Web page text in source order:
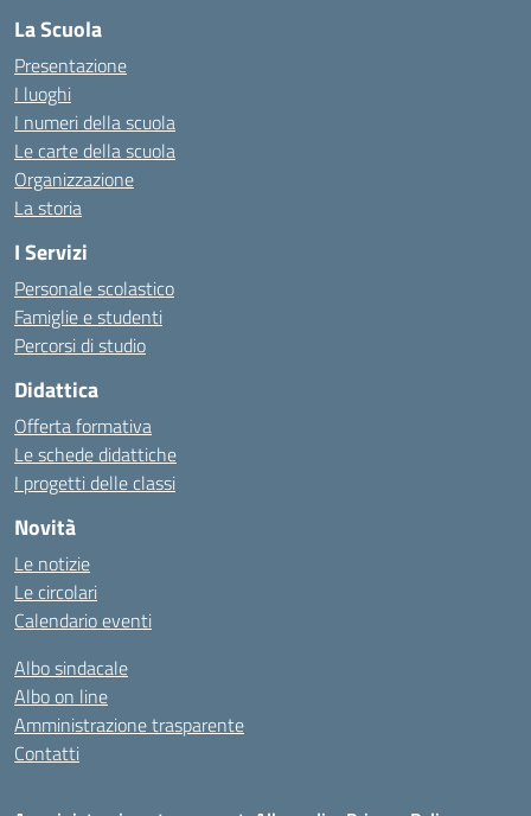
La Scuola
Presentazione
I luoghi
I numeri della scuola
Le carte della scuola
Organizzazione
La storia
I Servizi
Personale scolastico
Famiglie e studenti
Percorsi di studio
Didattica
Offerta formativa
Le schede didattiche
I progetti delle classi
Novità
Le notizie
Le circolari
Calendario eventi
Albo sindacale
Albo on line
Amministrazione trasparente
Contatti